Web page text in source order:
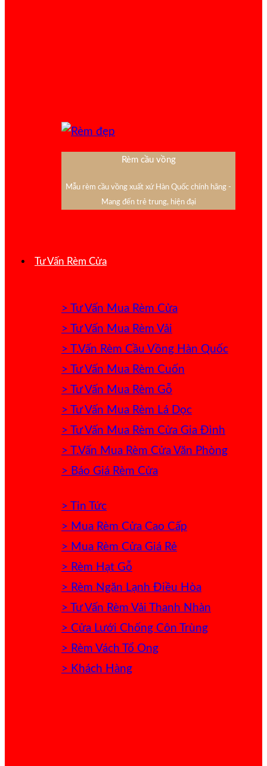
Rèm cầu vồng
Mẫu rèm cầu vồng xuất xứ Hàn Quốc chính hãng -
Mang đến trẻ trung, hiện đại
Tư Vấn Rèm Cửa
> Tư Vấn Mua Rèm Cửa
> Tư Vấn Mua Rèm Vải
> T.Vấn Rèm Cầu Vồng Hàn Quốc
> Tư Vấn Mua Rèm Cuốn
> Tư Vấn Mua Rèm Gỗ
> Tư Vấn Mua Rèm Lá Dọc
> Tư Vấn Mua Rèm Cửa Gia Đình
> T.Vấn Mua Rèm Cửa Văn Phòng
> Báo Giá Rèm Cửa
> Tin Tức
> Mua Rèm Cửa Cao Cấp
> Mua Rèm Cửa Giá Rẻ
> Rèm Hạt Gỗ
> Rèm Ngăn Lạnh Điều Hòa
> Tư Vấn Rèm Vải Thanh Nhàn
> Cửa Lưới Chống Côn Trùng
> Rèm Vách Tổ Ong
> Khách Hàng